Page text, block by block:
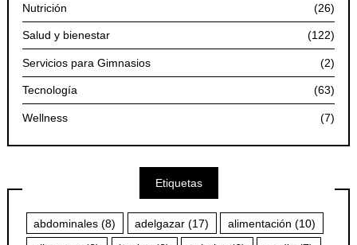
Nutrición (26)
Salud y bienestar (122)
Servicios para Gimnasios (2)
Tecnología (63)
Wellness (7)
Etiquetas
abdominales (8) adelgazar (17) alimentación (10)